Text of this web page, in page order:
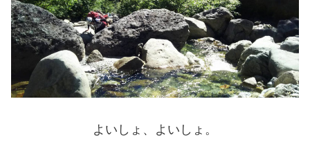
よいしょ、よいしょ。